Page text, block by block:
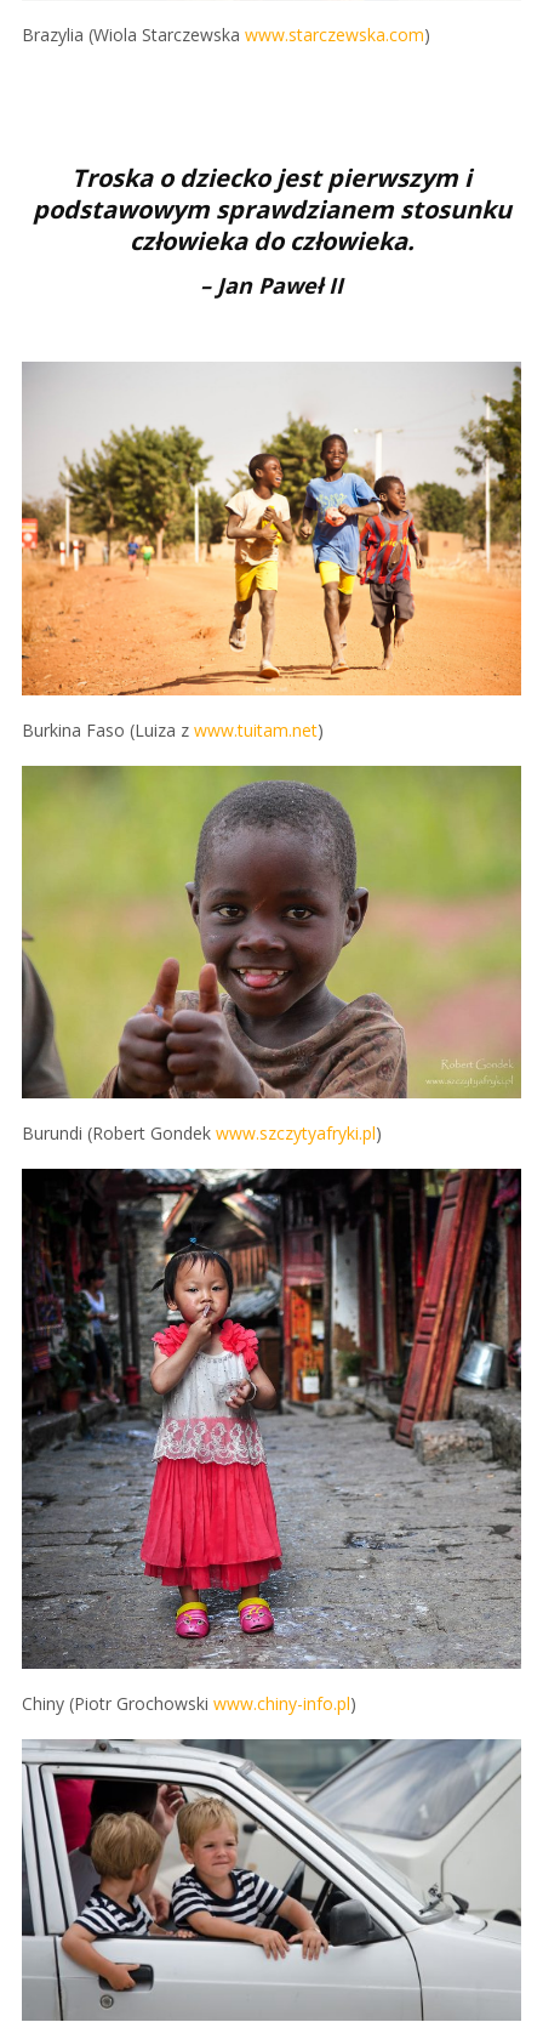
Brazylia (Wiola Starczewska www.starczewska.com)
Troska o dziecko jest pierwszym i
podstawowym sprawdzianem stosunku
człowieka do człowieka.
– Jan Paweł II
Burkina Faso (Luiza z www.tuitam.net)
Burundi (Robert Gondek www.szczytyafryki.pl)
Chiny (Piotr Grochowski www.chiny-info.pl)